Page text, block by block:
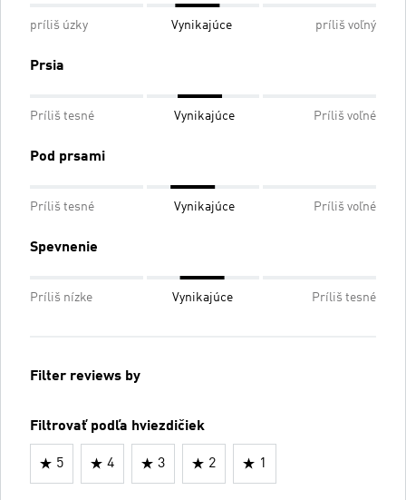
príliš úzky Vynikajúce príliš voľný
Prsia
Príliš tesné Vynikajúce Príliš voľné
Pod prsami
Príliš tesné Vynikajúce Príliš voľné
Spevnenie
Príliš nízke Vynikajúce Príliš tesné
Filter reviews by
Filtrovať podľa hviezdičiek
5 4 3 2 1